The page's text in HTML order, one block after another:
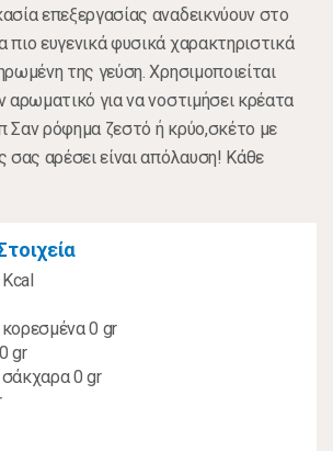
επεξεργασίας αναδεικνύουν στο
ευγενικά φυσικά χαρακτηριστικά
της γεύση. Χρησιμοποιείται
αρωματικό για να νοστιμήσει κρέατα
Σαν ρόφημα ζεστό ή κρύο,σκέτο με
σας αρέσει είναι απόλαυση! Κάθε
0 gr
gr
0 gr